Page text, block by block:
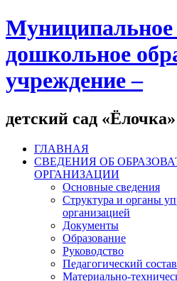
Муниципальное
дошкольное
учреждение –
детский сад
ГЛАВНАЯ
СВЕДЕНИЯ ОБ
ОРГАНИЗАЦИИ
Основные сведения
Структура и органы
организацией
Документы
Образование
Руководство
Педагогический состав
Материально-